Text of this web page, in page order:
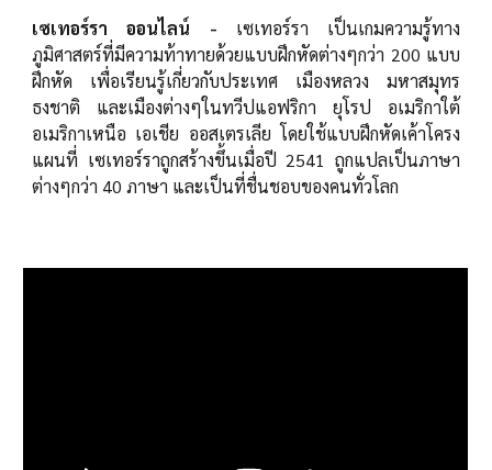
เซเทอร์รา ออนไลน์ - เซเทอร์รา เป็นเกมความรู้ทาง
ภูมิศาสตร์ที่มีความท้าทายด้วยแบบฝึกหัดต่างๆกว่า 200 แบบ
ฝึกหัด เพื่อเรียนรู้เกี่ยวกับประเทศ เมืองหลวง มหาสมุทร
ธงชาติ และเมืองต่างๆในทวีปแอฟริกา ยุโรป อเมริกาใต้
อเมริกาเหนือ เอเชีย ออสเตรเลีย โดยใช้แบบฝึกหัดเค้าโครง
แผนที่ เซเทอร์ราถูกสร้างขึ้นเมื่อปี 2541 ถูกแปลเป็นภาษา
ต่างๆกว่า 40 ภาษา และเป็นที่ชื่นชอบของคนทั่วโลก